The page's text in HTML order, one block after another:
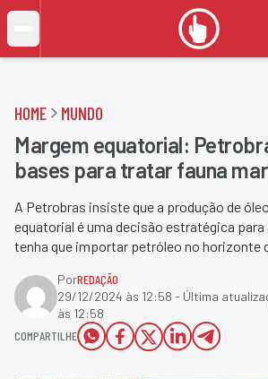
HOME MUNDO
Margem equatorial:
bases para tratar fauna
A Petrobras insiste que a produção de
equatorial é uma decisão estratégica para
tenha que importar petróleo no horizonte
PorREDAÇÃO
29/12/2024 às 12:58 - Última
às 12:58
COMPARTILHE